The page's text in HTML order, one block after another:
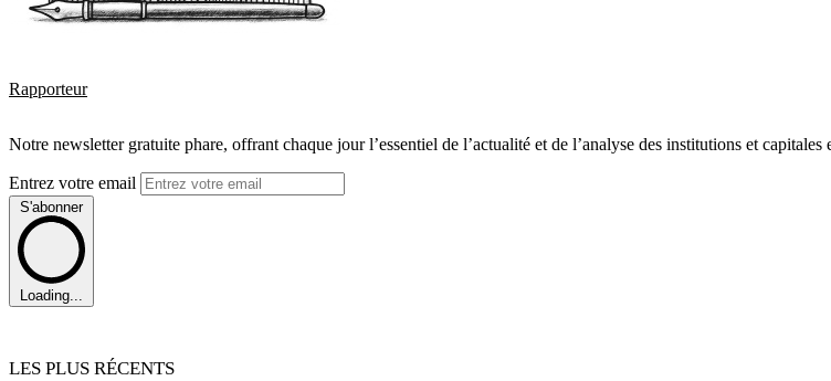
Rapporteur
Notre newsletter gratuite phare, offrant chaque jour l’essentiel de l’actualité et de l’analyse des institutions et
Entrez votre email
S'abonner
Loading...
LES PLUS RÉCENTS